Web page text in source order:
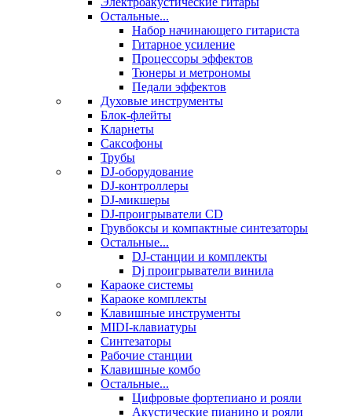
Остальные...
Набор начинающего гитариста
Гитарное усиление
Процессоры эффектов
Тюнеры и метрономы
Педали эффектов
Духовые инструменты
Блок-флейты
Кларнеты
Саксофоны
Трубы
DJ-оборудование
DJ-контроллеры
DJ-микшеры
DJ-проигрыватели CD
Грувбоксы и компактные синтезаторы
Остальные...
DJ-станции и комплекты
Dj проигрыватели винила
Караоке системы
Караоке комплекты
Клавишные инструменты
MIDI-клавиатуры
Синтезаторы
Рабочие станции
Клавишные комбо
Остальные...
Цифровые фортепиано и рояли
Акустические пианино и рояли